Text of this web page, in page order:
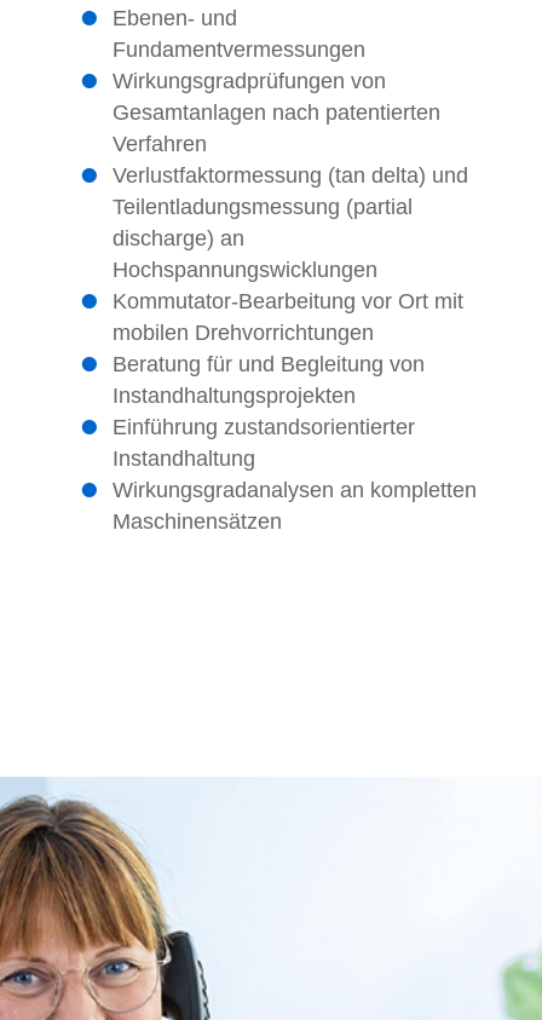
Ebenen- und
Fundamentvermessungen
Wirkungsgradprüfungen von
Gesamtanlagen nach patentierten
Verfahren
Verlustfaktormessung (tan delta) und
Teilentladungsmessung (partial
discharge) an
Hochspannungswicklungen
Kommutator-Bearbeitung vor Ort mit
mobilen Drehvorrichtungen
Beratung für und Begleitung von
Instandhaltungsprojekten
Einführung zustandsorientierter
Instandhaltung
Wirkungsgradanalysen an kompletten
Maschinensätzen